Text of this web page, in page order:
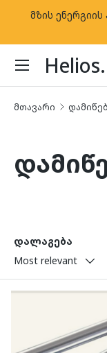
კონტენტზე
მზის
ძებნა
მთავარი
დალაგება
Most relevant